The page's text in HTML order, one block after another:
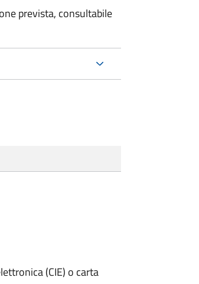
prevista, consultabile
(CIE) o carta